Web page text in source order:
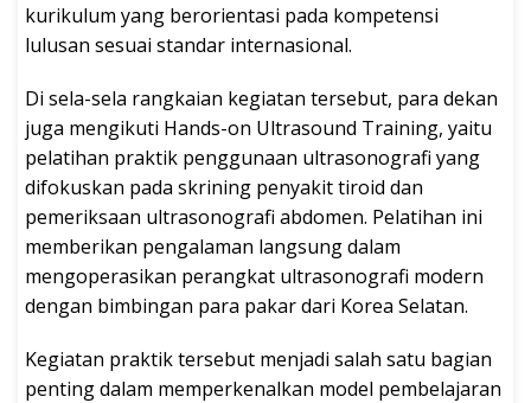
kurikulum yang berorientasi pada kompetensi
lulusan sesuai standar internasional.
Di sela-sela rangkaian kegiatan tersebut, para dekan
juga mengikuti Hands-on Ultrasound Training, yaitu
pelatihan praktik penggunaan ultrasonografi yang
difokuskan pada skrining penyakit tiroid dan
pemeriksaan ultrasonografi abdomen. Pelatihan ini
memberikan pengalaman langsung dalam
mengoperasikan perangkat ultrasonografi modern
dengan bimbingan para pakar dari Korea Selatan.
Kegiatan praktik tersebut menjadi salah satu bagian
penting dalam memperkenalkan model pembelajaran